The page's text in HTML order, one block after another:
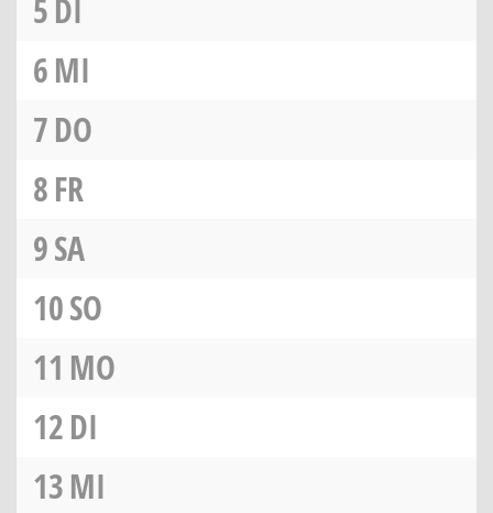
5DI
6MI
7DO
8FR
9SA
10SO
11 MO
12DI
13MI